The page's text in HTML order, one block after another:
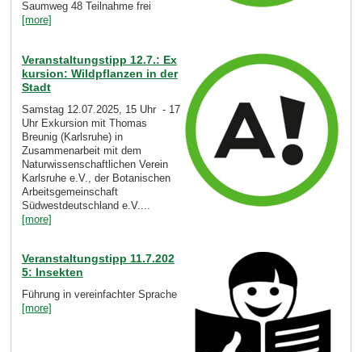
Saumweg 48 Teilnahme frei
[more]
Veranstaltungstipp 12.7.: Ex
kursion: Wildpflanzen in der
Stadt
Samstag 12.07.2025, 15 Uhr - 17
Uhr Exkursion mit Thomas
Breunig (Karlsruhe) in
Zusammenarbeit mit dem
Naturwissenschaftlichen Verein
Karlsruhe e.V., der Botanischen
Arbeitsgemeinschaft
Südwestdeutschland e.V....
[more]
Veranstaltungstipp 11.7.202
5: Insekten
Führung in vereinfachter Sprache
[more]